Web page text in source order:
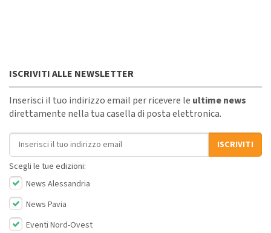
ISCRIVITI ALLE NEWSLETTER
Inserisci il tuo indirizzo email per ricevere le ultime news
direttamente nella tua casella di posta elettronica.
Indirizzo email
ISCRIVITI
Scegli le tue edizioni:
News Alessandria
News Pavia
Eventi Nord-Ovest